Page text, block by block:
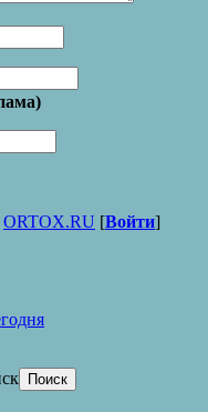
ORTOX.RU [Войти]